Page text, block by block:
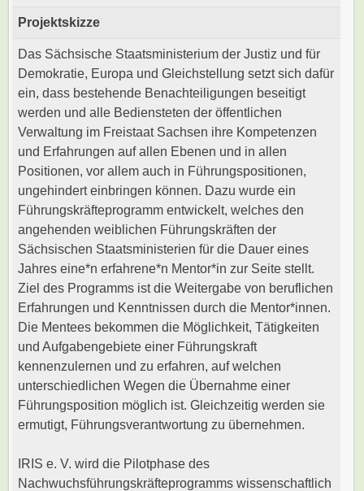
Projektskizze
Das Sächsische Staatsministerium der Justiz und für
Demokratie, Europa und Gleichstellung setzt sich dafür
ein, dass bestehende Benachteiligungen beseitigt
werden und alle Bediensteten der öffentlichen
Verwaltung im Freistaat Sachsen ihre Kompetenzen
und Erfahrungen auf allen Ebenen und in allen
Positionen, vor allem auch in Führungspositionen,
ungehindert einbringen können. Dazu wurde ein
Führungskräfteprogramm entwickelt, welches den
angehenden weiblichen Führungskräften der
Sächsischen Staatsministerien für die Dauer eines
Jahres eine*n erfahrene*n Mentor*in zur Seite stellt.
Ziel des Programms ist die Weitergabe von beruflichen
Erfahrungen und Kenntnissen durch die Mentor*innen.
Die Mentees bekommen die Möglichkeit, Tätigkeiten
und Aufgabengebiete einer Führungskraft
kennenzulernen und zu erfahren, auf welchen
unterschiedlichen Wegen die Übernahme einer
Führungsposition möglich ist. Gleichzeitig werden sie
ermutigt, Führungsverantwortung zu übernehmen.
IRIS e. V. wird die Pilotphase des
Nachwuchsführungskräfteprogramms wissenschaftlich